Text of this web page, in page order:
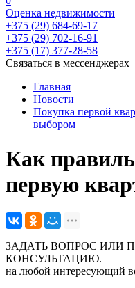
Оценка недвижимости
+375 (29) 684-69-17
+375 (29) 702-16-91
+375 (17) 377-28-58
Связаться в мессенджерах
Главная
Новости
Покупка первой
выбором
Как
первую
ЗАДАТЬ ВОПРОС
КОНСУЛЬТАЦИЮ.
на любой интересующий